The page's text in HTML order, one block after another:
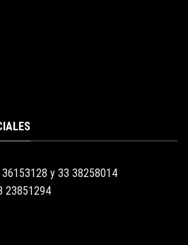
y 33 38258014
23851294